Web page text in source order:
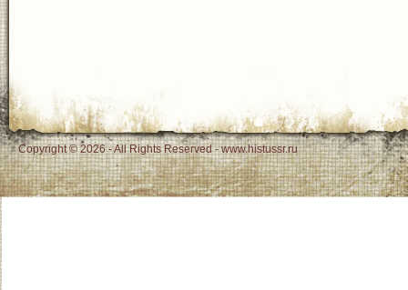
Copyright © 2026 - All Rights Reserved - www.histussr.ru